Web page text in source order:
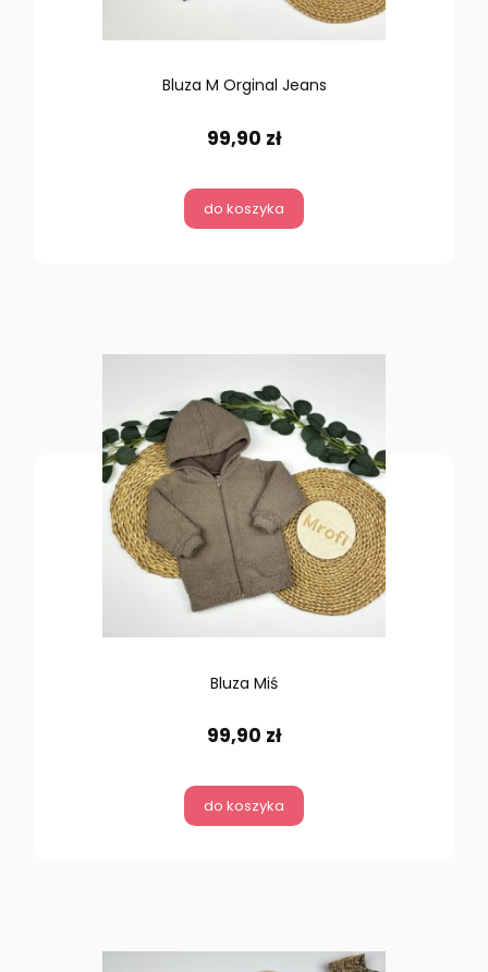
Bluza M Orginal Jeans
99,90 zł
do koszyka
Bluza Miś
99,90 zł
do koszyka